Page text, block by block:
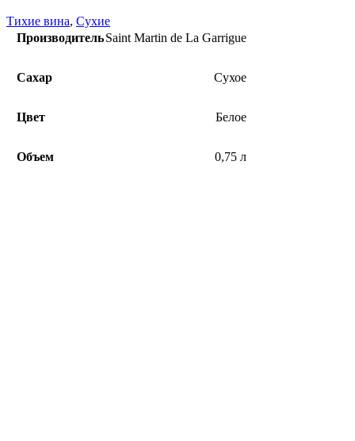
Тихие вина, Сухие
ПроизводительSaint Martin de La Garrigue
Сахар Сухое
Цвет Белое
Объем 0,75 л